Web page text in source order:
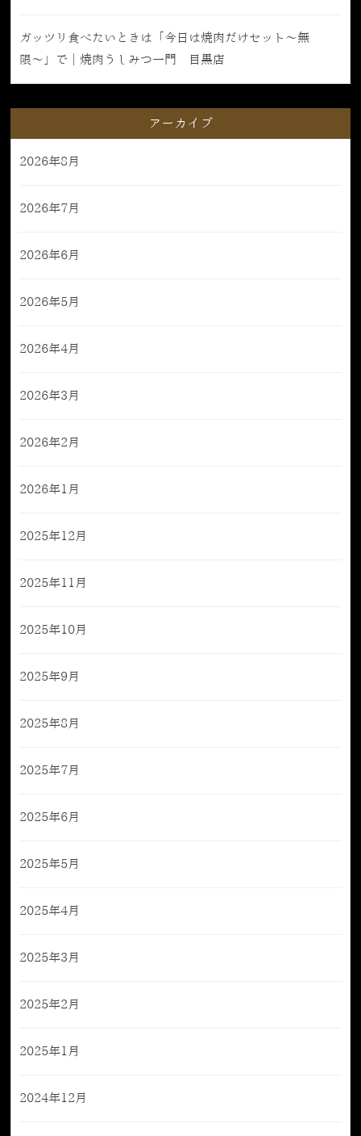
ガッツリ食べたいときは「今日は焼肉だけセット〜無
限〜」で｜焼肉うしみつ一門 目黒店
アーカイブ
2026年8月
2026年7月
2026年6月
2026年5月
2026年4月
2026年3月
2026年2月
2026年1月
2025年12月
2025年11月
2025年10月
2025年9月
2025年8月
2025年7月
2025年6月
2025年5月
2025年4月
2025年3月
2025年2月
2025年1月
2024年12月